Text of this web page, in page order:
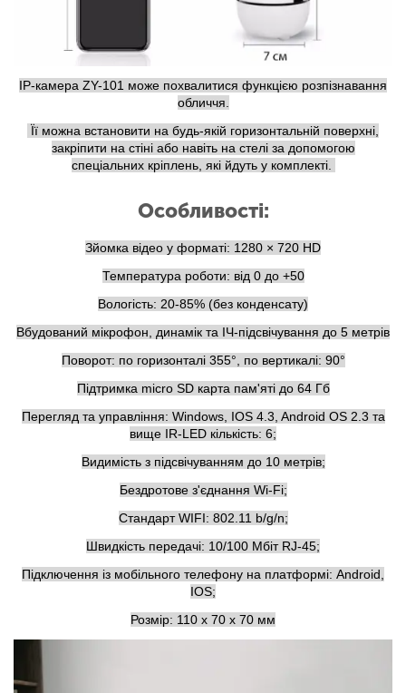
IP-камера ZY-101 може похвалитися функцією розпізнавання
обличчя.
Її можна встановити на будь-якій горизонтальній поверхні,
закріпити на стіні або навіть на стелі за допомогою
спеціальних кріплень, які йдуть у комплекті.
Особливості:
Зйомка відео у форматі: 1280 × 720 HD
Температура роботи: від 0 до +50
Вологість: 20-85% (без конденсату)
Вбудований мікрофон, динамік та ІЧ-підсвічування до 5 метрів
Поворот: по горизонталі 355°, по вертикалі: 90°
Підтримка micro SD карта пам'яті до 64 Гб
Перегляд та управління: Windows, IOS 4.3, Android OS 2.3 та
вище IR-LED кількість: 6;
Видимість з підсвічуванням до 10 метрів;
Бездротове з'єднання Wi-Fi;
Стандарт WIFI: 802.11 b/g/n;
Швидкість передачі: 10/100 Мбіт RJ-45;
Підключення із мобільного телефону на платформі: Android,
IOS;
Розмір: 110 х 70 х 70 мм